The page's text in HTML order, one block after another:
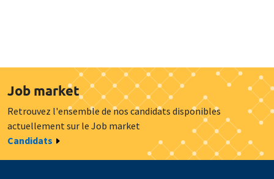
Job market
Retrouvez l'ensemble de nos candidats disponibles
actuellement sur le Job market
Candidats